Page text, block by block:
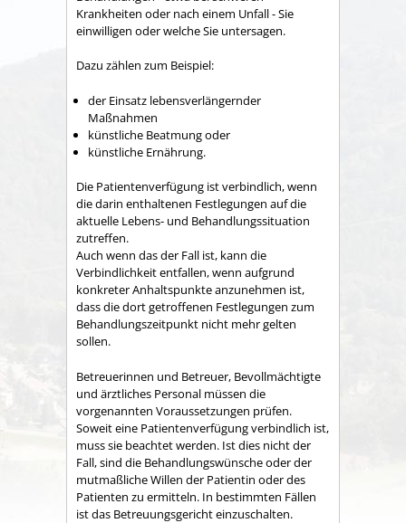
Krankheiten oder nach einem Unfall - Sie
einwilligen oder welche Sie untersagen.
Dazu zählen zum Beispiel:
der Einsatz lebensverlängernder
Maßnahmen
künstliche Beatmung oder
künstliche Ernährung.
Die Patientenverfügung ist verbindlich, wenn
die darin enthaltenen Festlegungen auf die
aktuelle Lebens- und Behandlungssituation
zutreffen.
Auch wenn das der Fall ist, kann die
Verbindlichkeit entfallen, wenn aufgrund
konkreter Anhaltspunkte anzunehmen ist,
dass die dort getroffenen Festlegungen zum
Behandlungszeitpunkt nicht mehr gelten
sollen.
Betreuerinnen und Betreuer, Bevollmächtigte
und ärztliches Personal müssen die
vorgenannten Voraussetzungen prüfen.
Soweit eine Patientenverfügung verbindlich ist,
muss sie beachtet werden. Ist dies nicht der
Fall, sind die Behandlungswünsche oder der
mutmaßliche Willen der Patientin oder des
Patienten zu ermitteln. In bestimmten Fällen
ist das Betreuungsgericht einzuschalten.